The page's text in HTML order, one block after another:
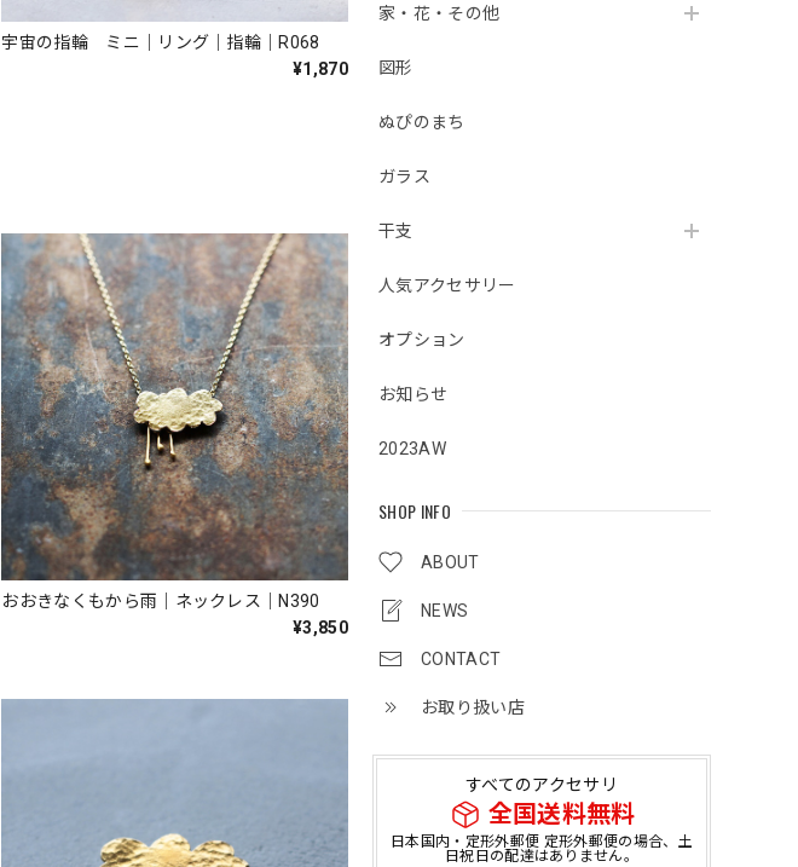
家・花・その他
図形
ぬぴのまち
ガラス
干支
人気アクセサリー
オプション
お知らせ
2023AW
SHOP INFO
ABOUT
NEWS
CONTACT
お取り扱い店
すべてのアクセサリ
全国送料無料
日本国内・定形外郵便 定形外郵便の場合、土
日祝日の配達はありません。
宇宙の指輪 ミニ｜リング｜指輪｜R068
¥1,870
おおきなくもから雨｜ネックレス｜N390
¥3,850